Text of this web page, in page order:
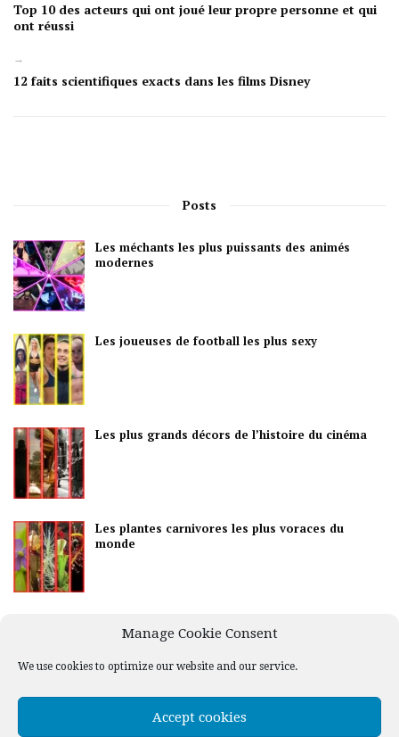
Manage Cookie Consent
We use cookies to optimize our website and our service.
Accept cookies
Top 10 des acteurs qui ont joué leur propre personne et qui
ont réussi
→
12 faits scientifiques exacts dans les films Disney
Posts
Les méchants les plus puissants des animés
modernes
Les joueuses de football les plus sexy
Les plus grands décors de l’histoire du cinéma
Les plantes carnivores les plus voraces du
monde